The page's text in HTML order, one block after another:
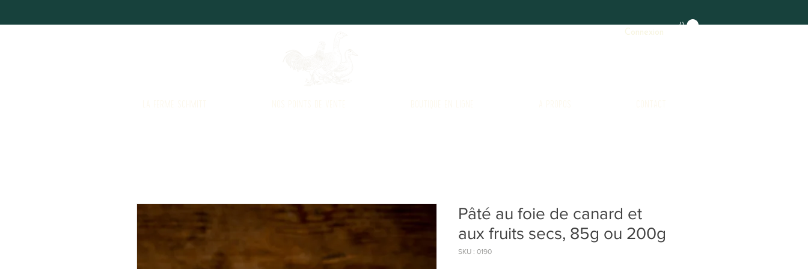
Connexion
Pâté au foie de canard et
aux fruits secs, 85g ou 200g
SKU : 0190